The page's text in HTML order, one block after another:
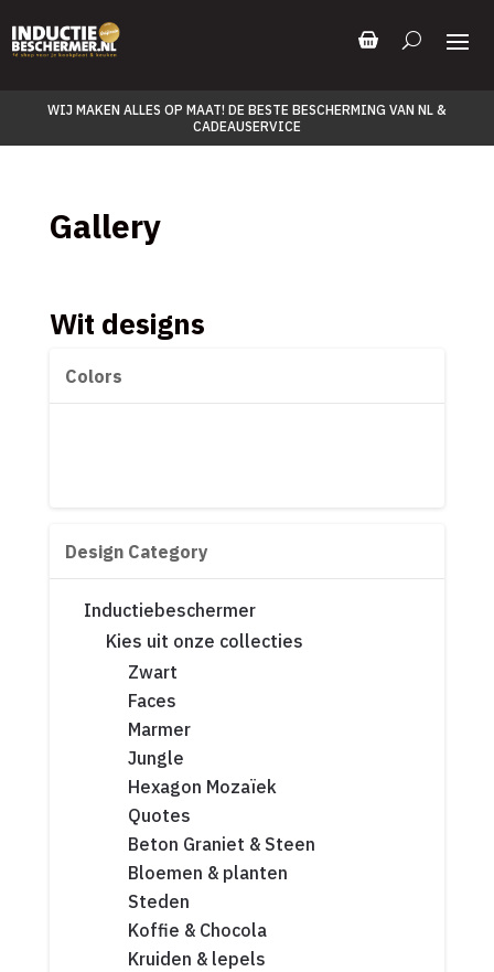
WIJ MAKEN ALLES OP MAAT! DE BESTE BESCHERMING VAN NL &
CADEAUSERVICE
Gallery
Wit designs
Colors
Design Category
Inductiebeschermer
Kies uit onze collecties
Zwart
Faces
Marmer
Jungle
Hexagon Mozaïek
Quotes
Beton Graniet & Steen
Bloemen & planten
Steden
Koffie & Chocola
Kruiden & lepels